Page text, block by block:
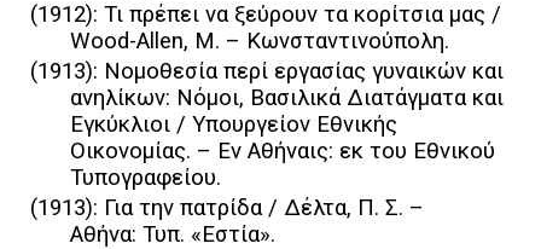
(1912): Τι πρέπει να ξεύρουν τα κορίτσια μας /
Wood-Allen, M. – Κωνσταντινούπολη.
(1913): Νομοθεσία περί εργασίας γυναικών και
ανηλίκων: Νόμοι, Βασιλικά Διατάγματα και
Εγκύκλιοι / Υπουργείον Εθνικής
Οικονομίας. – Εν Αθήναις: εκ του Εθνικού
Τυπογραφείου.
(1913): Για την πατρίδα / Δέλτα, Π. Σ. –
Αθήνα: Τυπ. «Εστία».